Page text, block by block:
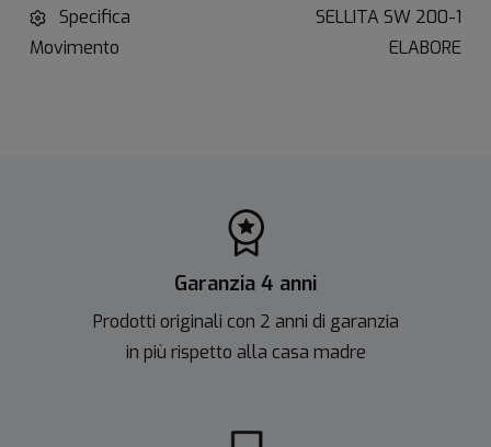
Specifica
Movimento
SELLITA SW 200-1
ELABORE
Garanzia 4 anni
Prodotti originali con 2 anni di garanzia
in più rispetto alla casa madre